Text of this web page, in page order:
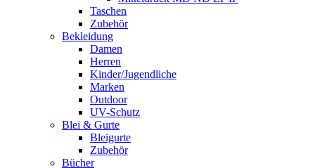
Taschen
Zubehör
Bekleidung
Damen
Herren
Kinder/Jugendliche
Marken
Outdoor
UV-Schutz
Blei & Gurte
Bleigurte
Zubehör
Bücher